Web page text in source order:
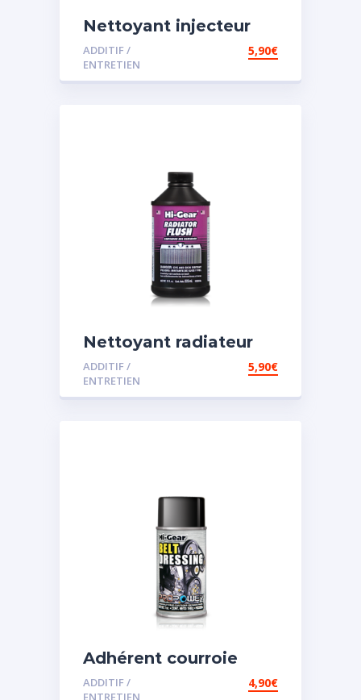
Nettoyant injecteur
diesel
ADDITIF /
ENTRETIEN
5,90€
Nettoyant radiateur
ADDITIF /
ENTRETIEN
5,90€
Adhérent courroie
ADDITIF /
ENTRETIEN
4,90€